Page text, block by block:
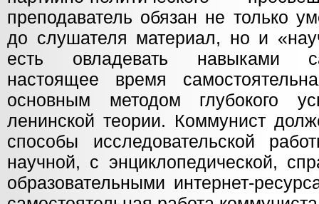
преподаватель обязан не только
до слушателя материал, но и
есть овладевать навыками
настоящее время
основным методом глубокого
ленинской теории. Коммунист
способы исследовательской
научной, с энциклопедической,
образовательными интернет-